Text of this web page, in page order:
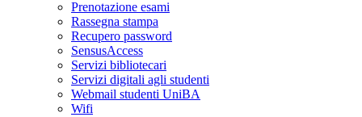
Prenotazione esami
Rassegna stampa
Recupero password
SensusAccess
Servizi bibliotecari
Servizi digitali agli studenti
Webmail studenti UniBA
Wifi